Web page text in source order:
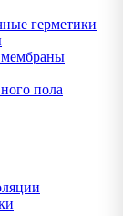
герметики
пола